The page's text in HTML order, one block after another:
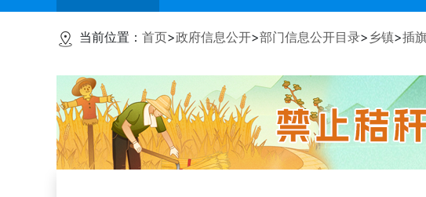
当前位置： 首页>政府信息公开>部门信息公开目录> 乡镇>插